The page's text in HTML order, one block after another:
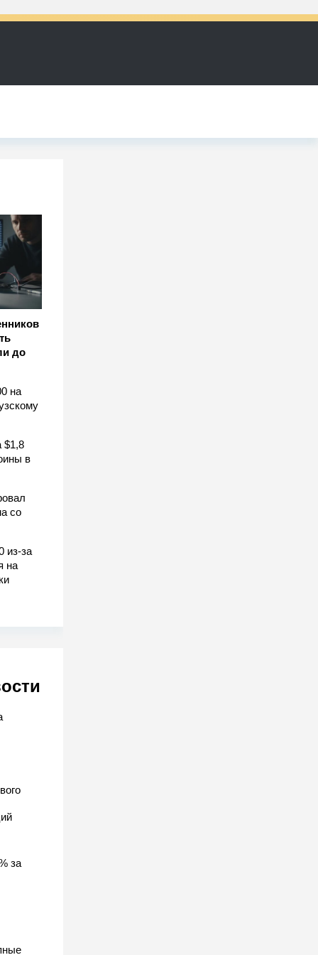
до
на
$1,8
в
со
из-за
на
за